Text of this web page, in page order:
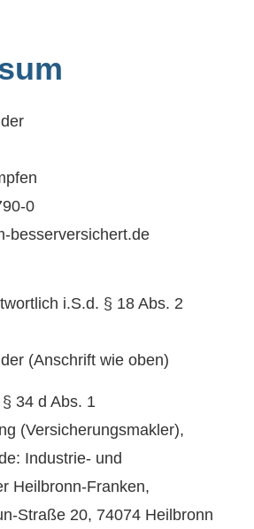
0
besserversichert.de
i.S.d. § 18 Abs. 2
(Anschrift wie oben)
34 d Abs. 1
(Ver­sicherungs­makler),
Industrie- und
Heilbronn-Franken,
Straße 20, 74074 Heilbronn